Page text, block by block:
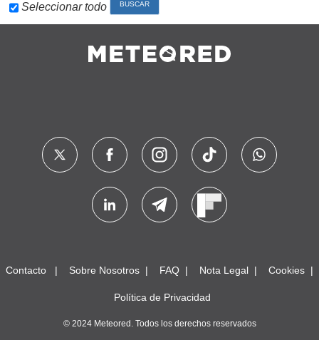
Seleccionar todo
Contacto Sobre Nosotros FAQ Nota Legal Cookies
Política de Privacidad
© 2024 Meteored. Todos los derechos reservados